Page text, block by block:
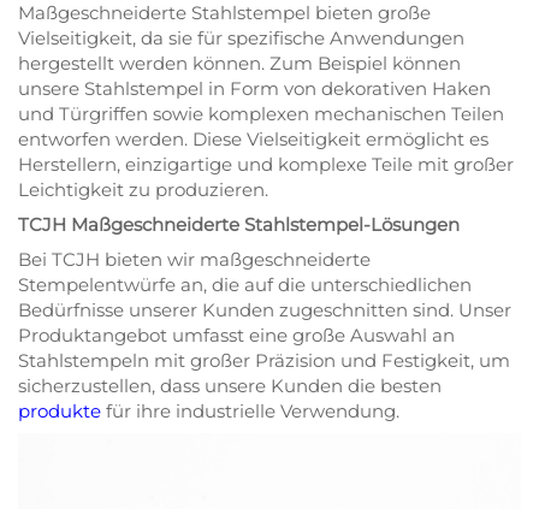
Maßgeschneiderte Stahlstempel bieten große
Vielseitigkeit, da sie für spezifische Anwendungen
hergestellt werden können. Zum Beispiel können
unsere Stahlstempel in Form von dekorativen Haken
und Türgriffen sowie komplexen mechanischen Teilen
entworfen werden. Diese Vielseitigkeit ermöglicht es
Herstellern, einzigartige und komplexe Teile mit großer
Leichtigkeit zu produzieren.
TCJH Maßgeschneiderte Stahlstempel-Lösungen
Bei TCJH bieten wir maßgeschneiderte
Stempelentwürfe an, die auf die unterschiedlichen
Bedürfnisse unserer Kunden zugeschnitten sind. Unser
Produktangebot umfasst eine große Auswahl an
Stahlstempeln mit großer Präzision und Festigkeit, um
sicherzustellen, dass unsere Kunden die besten
produkte für ihre industrielle Verwendung.